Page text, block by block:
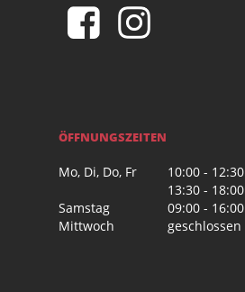
ÖFFNUNGSZEITEN
Mo, Di, Do, Fr
10:00 -
13:30 -
Samstag
09:00 -
Mittwoch
geschlossen